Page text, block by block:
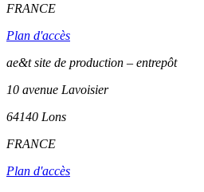
FRANCE
Plan d'accès
ae&t site de production – entrepôt
10 avenue Lavoisier
64140 Lons
FRANCE
Plan d'accès